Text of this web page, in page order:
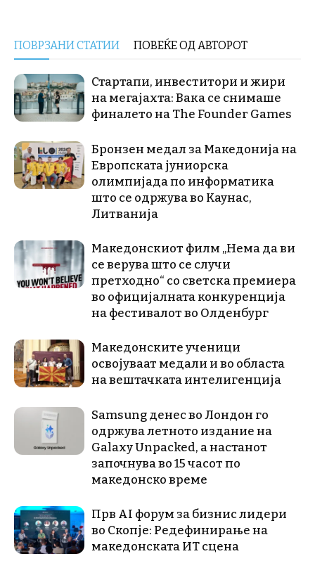
ПОВРЗАНИ СТАТИИ ПОВЕЌЕ ОД АВТОРОТ
Стартапи, инвеститори и жири
на мегајахта: Вака се снимаше
финалето на The Founder Games
Бронзен медал за Македонија на
Европската јуниорска
олимпијада по информатика
што се одржува во Каунас,
Литванија
Македонскиот филм „Нема да ви
се верува што се случи
претходно“ со светска премиера
во официјалната конкуренција
на фестивалот во Олденбург
Македонските ученици
освојуваат медали и во областа
на вештачката интелигенција
Samsung денес во Лондон го
одржува летното издание на
Galaxy Unpacked, a настанот
започнува во 15 часот по
македонско време
Прв AI форум за бизнис лидери
во Скопје: Редефинирање на
македонската ИТ сцена